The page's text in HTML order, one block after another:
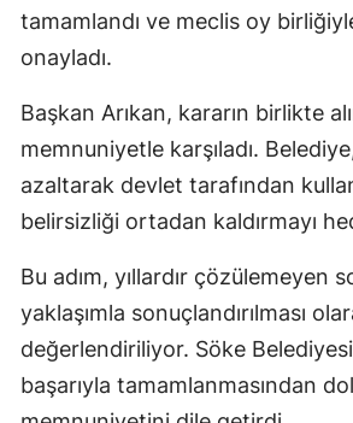
tamamlandı ve meclis oy
onayladı.
Başkan Arıkan, kararın birlikte
memnuniyetle karşıladı.
azaltarak devlet tarafından
belirsizliği ortadan kaldırmayı
Bu adım, yıllardır çözülemeyen
yaklaşımla sonuçlandırılması
değerlendiriliyor. Söke
başarıyla tamamlanmasından